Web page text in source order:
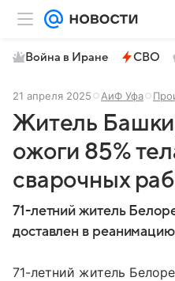
Война в Иране СВО
21 апреля 2025 АиФ Уфа
Житель
ожоги 85%
сварочных
71-летний житель
доставлен в
71-летний житель